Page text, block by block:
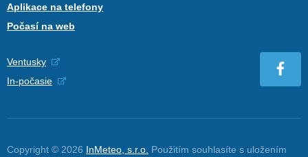
Aplikace na telefony
Počasí na web
Ventusky
In-počasie
Copyright © 2026 InMeteo, s.r.o. Použitím souhlasíte s uložením